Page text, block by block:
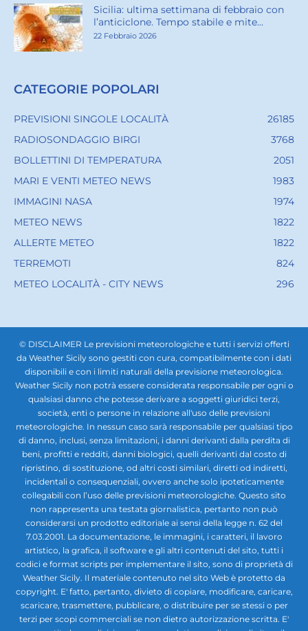
Sicilia: ultima settimana di febbraio con
l’anticiclone. Tempo stabile e mite...
22 Febbraio 2026
CATEGORIE POPOLARI
PREVISIONI SINGOLE LOCALITÀ
26185
RADIOSONDAGGIO BIRGI
3768
BOLLETTINI DI TEMPERATURA
2051
MARI E VENTI METEO NEWS
1983
IMMAGINI NASA
1974
METEO NEWS
1822
ALLERTE METEO
1822
TERREMOTI
824
METEO LOCALITÀ - CITY NEWS
296
© DISCLAIMER Le previsioni meteorologiche e tutti i servizi offerti
da Weather Sicily sono gestiti con cura, compatibilmente con i dati
disponibili e con i limiti naturali della previsione meteorologica.
Weather Sicily non potrà essere considerata responsabile per ogni o
qualsiasi danno che potesse derivare a soggetti giuridici terzi,
società, enti o persone in relazione all'uso delle previsioni
meteorologiche. In nessun caso sarà responsabile per qualsiasi tipo
di danno, inclusi, senza limitazioni, i danni derivanti dalla perdita di
beni, profitti e redditi, danni biologici, quelli derivanti dal costo di
ripristino, di sostituzione, od altri costi similari, diretti od indiretti,
incidentali o consequenziali, ovvero anche solo ipoteticamente
collegabili con l’uso delle previsioni meteorologiche. Questo sito
non rappresenta una testata giornalistica, pertanto non può
considerarsi un prodotto editoriale ai sensi della legge n. 62 del
7.03.2001. La documentazione, le immagini, i caratteri, il lavoro
artistico, la grafica, il software e gli altri contenuti del sito, tutti i
codici e format scripts per implementare il sito, sono di proprietà di
Weather Sicily. Il materiale contenuto nel sito Web è protetto da
copyright. E' fatto, pertanto, divieto di copiare, modificare, caricare,
scaricare, trasmettere, pubblicare, o distribuire per se stessi o per
terzi per scopi commerciali se non dietro autorizzazione scritta. E'